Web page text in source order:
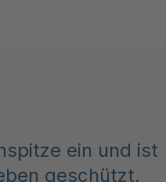
ein und ist
geschützt.